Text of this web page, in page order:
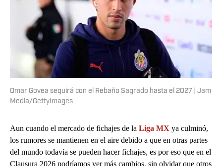
Omar Govea seguirá con el Rebaño Sagrado hasta el 2027 | Jam
Media/GettyImages
Aun cuando el mercado de fichajes de la Liga MX ya culminó,
los rumores se mantienen en el aire debido a que en otras partes
del mundo todavía se pueden hacer fichajes, es por eso que en el
Clausura 2026 podríamos ver más cambios, sin olvidar que otros